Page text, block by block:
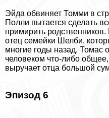
Эйда обвиняет Томми в
Полли пытается сделать
примирить родственников.
отец семейки Шелби,
многие годы назад. Томас
человеком что-либо
выручает отца большой
Эпизод 6